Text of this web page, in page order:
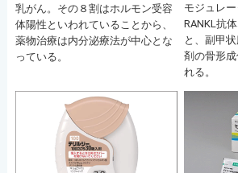
乳がん。その８割はホルモン受容
体陽性といわれていることから、
薬物治療は内分泌療法が中心とな
っている。
モジュレ
RANKL抗
と、副甲
剤の骨形
れる。